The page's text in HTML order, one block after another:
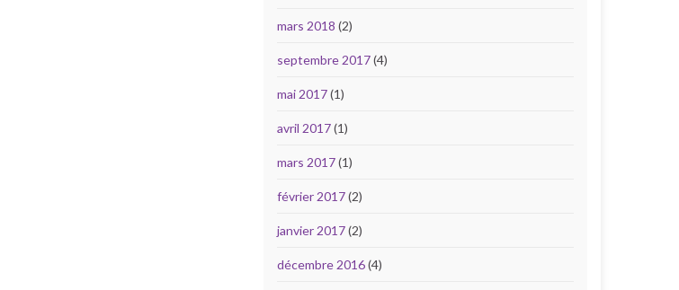
mars 2018 (2)
septembre 2017(4)
mai 2017(1)
avril 2017(1)
mars 2017(1)
février 2017(2)
janvier 2017(2)
décembre 2016(4)